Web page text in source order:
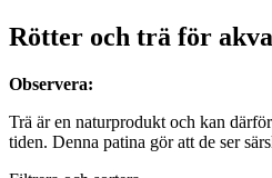
Rötter och trä för
Observera:
Trä är en naturprodukt och kan
tiden. Denna patina gör att de ser